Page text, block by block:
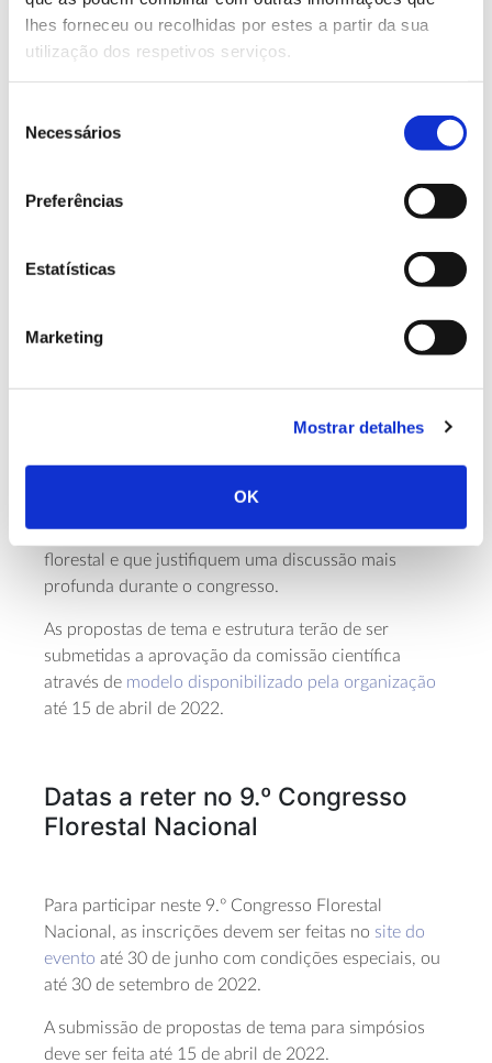
lhes forneceu ou recolhidas por estes a partir da sua
utilização dos respetivos serviços.
Necessários
Preferências
Estatísticas
Marketing
Mostrar detalhes
OK
Posters
Nas sessões de posters, que vão encerrar os dois
trabalhos selecionados.
participantes são convidados a apresentar propostas
temáticas, de até 90 minutos, ficando ao seu critério
florestal, desafiando-a a apresentar novas questões
que sejam relevantes para a ciência e a prática
florestal e que justifiquem uma discussão mais
profunda durante o congresso.
As propostas de tema e estrutura terão de ser
submetidas a aprovação da comissão científica
através de modelo disponibilizado pela organização
até 15 de abril de 2022.
Datas a reter no 9.º Congresso
Florestal Nacional
Para participar neste 9.º Congresso Florestal
Nacional, as inscrições devem ser feitas no site do
evento até 30 de junho com condições especiais, ou
até 30 de setembro de 2022.
A submissão de propostas de tema para simpósios
deve ser feita até 15 de abril de 2022.